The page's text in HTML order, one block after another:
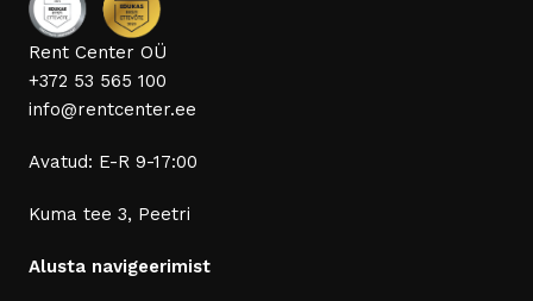
Rent Center OÜ
+372 53 565 100
info@rentcenter.ee
Avatud: E-R 9-17:00
Kuma tee 3, Peetri
Alusta navigeerimist